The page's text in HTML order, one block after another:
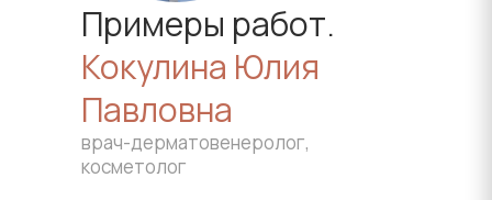
Примеры работ.
Кокулина Юлия
Павловна
врач-дерматовенеролог,
косметолог